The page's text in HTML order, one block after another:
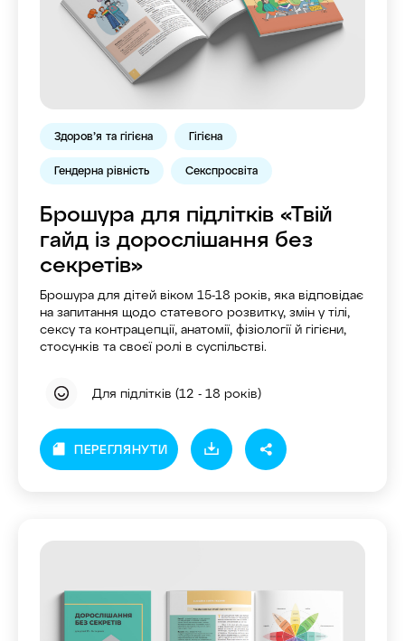
Здоров’я та гігієна Гігієна
Гендерна рівність Секспросвіта
Брошура для підлітків «Твій
гайд із дорослішання без
секретів»
Брошура для дітей віком 15-18 років, яка відповідає
на запитання щодо статевого розвитку, змін у тілі,
сексу та контрацепції, анатомії, фізіології й гігієни,
стосунків та своєї ролі в суспільстві.
Для підлітків (12 - 18 років)
ПЕРЕГЛЯНУТИ